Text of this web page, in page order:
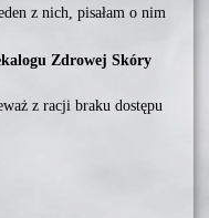
z nich, pisałam o nim
Zdrowej Skóry
z racji braku dostępu